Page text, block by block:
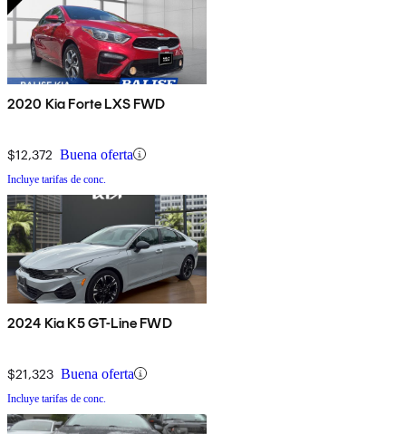
2020 Kia Forte LXS FWD
$12,372 Buena oferta
Incluye tarifas de conc.
2024 Kia K5 GT-Line FWD
$21,323 Buena oferta
Incluye tarifas de conc.